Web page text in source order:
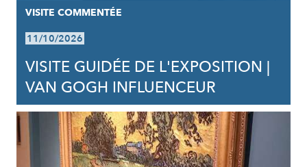
VISITE COMMENTÉE
11/10/2026
VISITE GUIDÉE DE L'EXPOSITION |
VAN GOGH INFLUENCEUR